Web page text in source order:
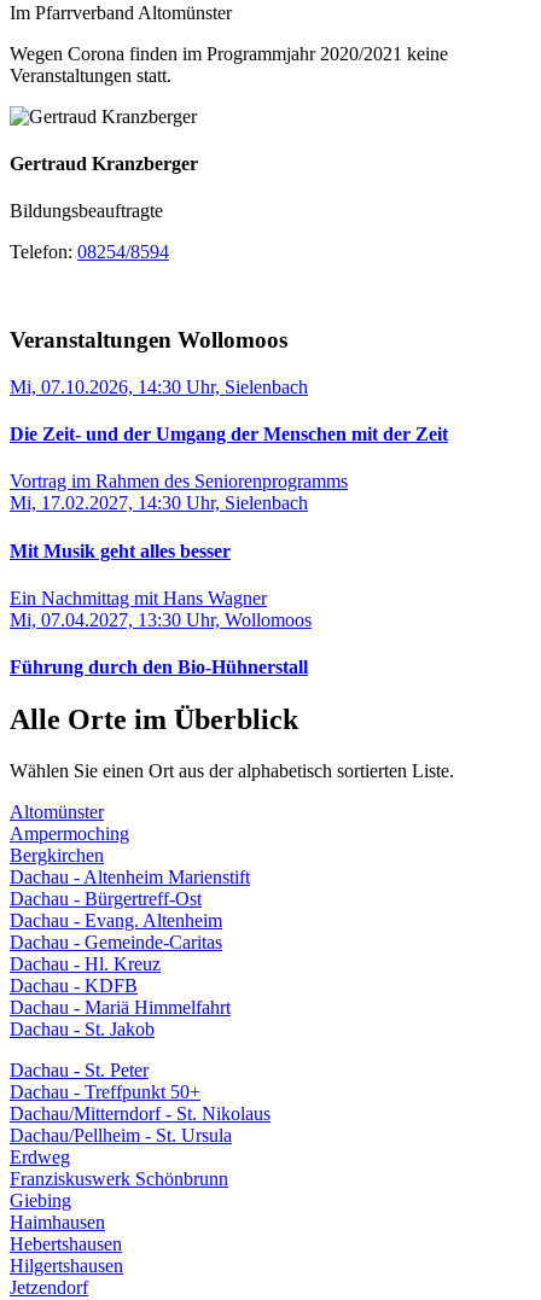
Im Pfarrverband Altomünster
Wegen Corona finden im Programmjahr 2020/2021 keine
Veranstaltungen statt.
Gertraud Kranzberger
Bildungsbeauftragte
Telefon: 08254/8594
Veranstaltungen Wollomoos
Mi, 07.10.2026, 14:30 Uhr, Sielenbach
Die Zeit- und der Umgang der Menschen mit der Zeit
Vortrag im Rahmen des Seniorenprogramms
Mi, 17.02.2027, 14:30 Uhr, Sielenbach
Mit Musik geht alles besser
Ein Nachmittag mit Hans Wagner
Mi, 07.04.2027, 13:30 Uhr, Wollomoos
Führung durch den Bio-Hühnerstall
Alle Orte im Überblick
Wählen Sie einen Ort aus der alphabetisch sortierten Liste.
Altomünster
Ampermoching
Bergkirchen
Dachau - Altenheim Marienstift
Dachau - Bürgertreff-Ost
Dachau - Evang. Altenheim
Dachau - Gemeinde-Caritas
Dachau - Hl. Kreuz
Dachau - KDFB
Dachau - Mariä Himmelfahrt
Dachau - St. Jakob
Dachau - St. Peter
Dachau - Treffpunkt 50+
Dachau/Mitterndorf - St. Nikolaus
Dachau/Pellheim - St. Ursula
Erdweg
Franziskuswerk Schönbrunn
Giebing
Haimhausen
Hebertshausen
Hilgertshausen
Jetzendorf